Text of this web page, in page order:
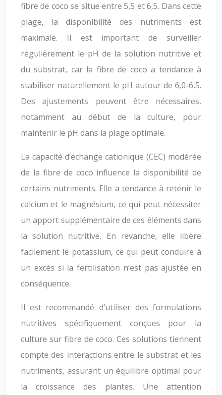
fibre de coco se situe entre 5,5 et 6,5. Dans cette
plage, la disponibilité des nutriments est
maximale. Il est important de surveiller
régulièrement le pH de la solution nutritive et
du substrat, car la fibre de coco a tendance à
stabiliser naturellement le pH autour de 6,0-6,5.
Des ajustements peuvent être nécessaires,
notamment au début de la culture, pour
maintenir le pH dans la plage optimale.
La capacité d’échange cationique (CEC) modérée
de la fibre de coco influence la disponibilité de
certains nutriments. Elle a tendance à retenir le
calcium et le magnésium, ce qui peut nécessiter
un apport supplémentaire de ces éléments dans
la solution nutritive. En revanche, elle libère
facilement le potassium, ce qui peut conduire à
un excès si la fertilisation n’est pas ajustée en
conséquence.
Il est recommandé d’utiliser des formulations
nutritives spécifiquement conçues pour la
culture sur fibre de coco. Ces solutions tiennent
compte des interactions entre le substrat et les
nutriments, assurant un équilibre optimal pour
la croissance des plantes. Une attention